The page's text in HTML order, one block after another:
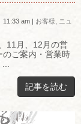
11:33 am お客様
ニュ
11月、12月の営
のご案内・営業時
...
記事を読む